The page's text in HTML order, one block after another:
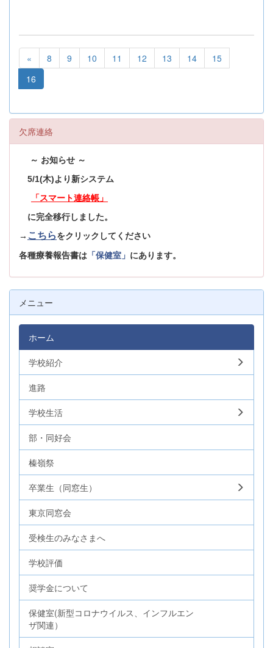
« 8 9 10 11 12 13 14
15
16
欠席連絡
～ お知らせ ～
5/1(木)より新システム
「スマート連絡帳」
に完全移行しました。
→ こちらをクリックしてください
各種療養報告書は 「保健室」 にあります。
メニュー
ホーム
学校紹介
進路
学校生活
部・同好会
榛嶺祭
卒業生（同窓生）
東京同窓会
受検生のみなさまへ
学校評価
奨学金について
保健室(新型コロナウイルス、インフルエン
ザ関連）